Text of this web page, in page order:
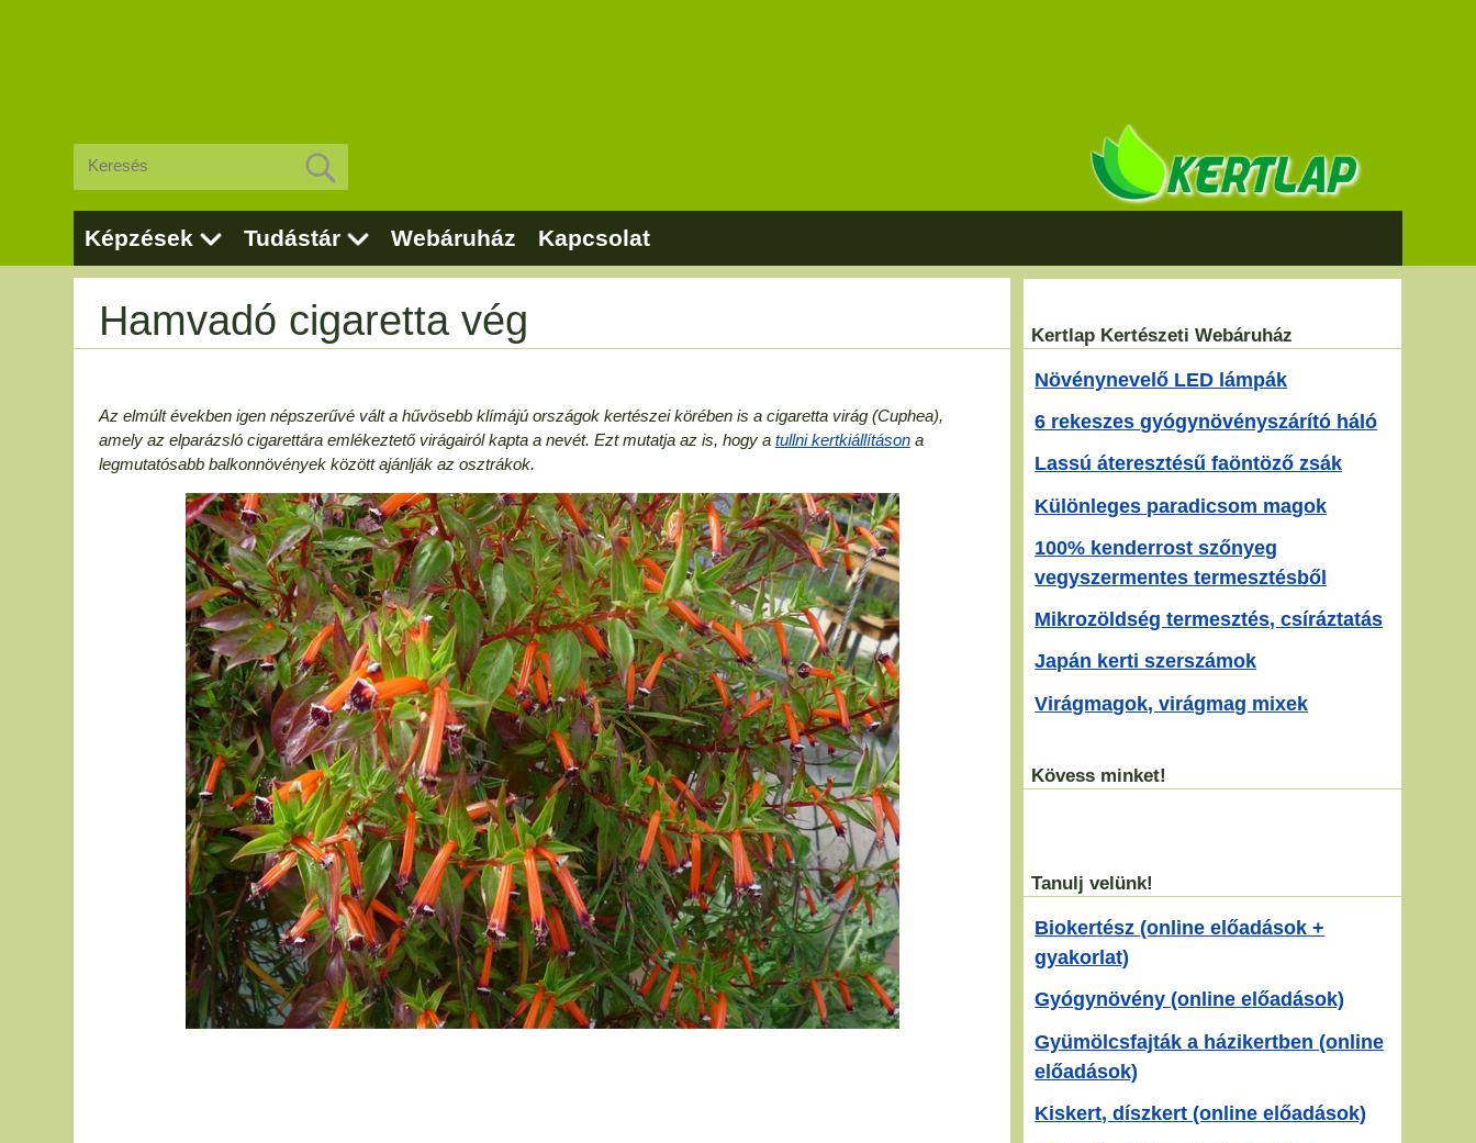
Képzések Tudástár Webáruház Kapcsolat
Hamvadó cigaretta vég
Az elmúlt években igen népszerűvé vált a hűvösebb klímájú országok kertészei körében is a cigaretta virág (Cuphea),
amely az elparázsló cigarettára emlékeztető virágairól kapta a nevét. Ezt mutatja az is, hogy a tullni kertkiállításona
legmutatósabb balkonnövények között ajánlják az osztrákok.
Kertlap Kertészeti Webáruház
Növénynevelő LED lámpák
6 rekeszes gyógynövényszárító háló
Lassú áteresztésű faöntöző zsák
Különleges paradicsom magok
100% kenderrost szőnyeg
vegyszermentes termesztésből
Mikrozöldség termesztés, csíráztatás
Japán kerti szerszámok
Virágmagok, virágmag mixek
Kövess minket!
Tanulj velünk!
Biokertész (online előadások +
gyakorlat)
Gyógynövény (online előadások)
Gyümölcsfajták a házikertben (online
előadások)
Kiskert, díszkert (online előadások)